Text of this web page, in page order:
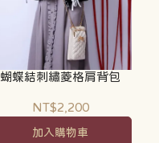
蝴蝶結刺繡菱格肩背包
NT$2,200
加入購物車